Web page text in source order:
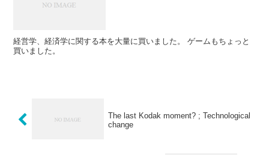
経営学、経済学に関する本を大量に買いました。 ゲームもちょっと
買いました。
The last Kodak moment? ; Technological
change